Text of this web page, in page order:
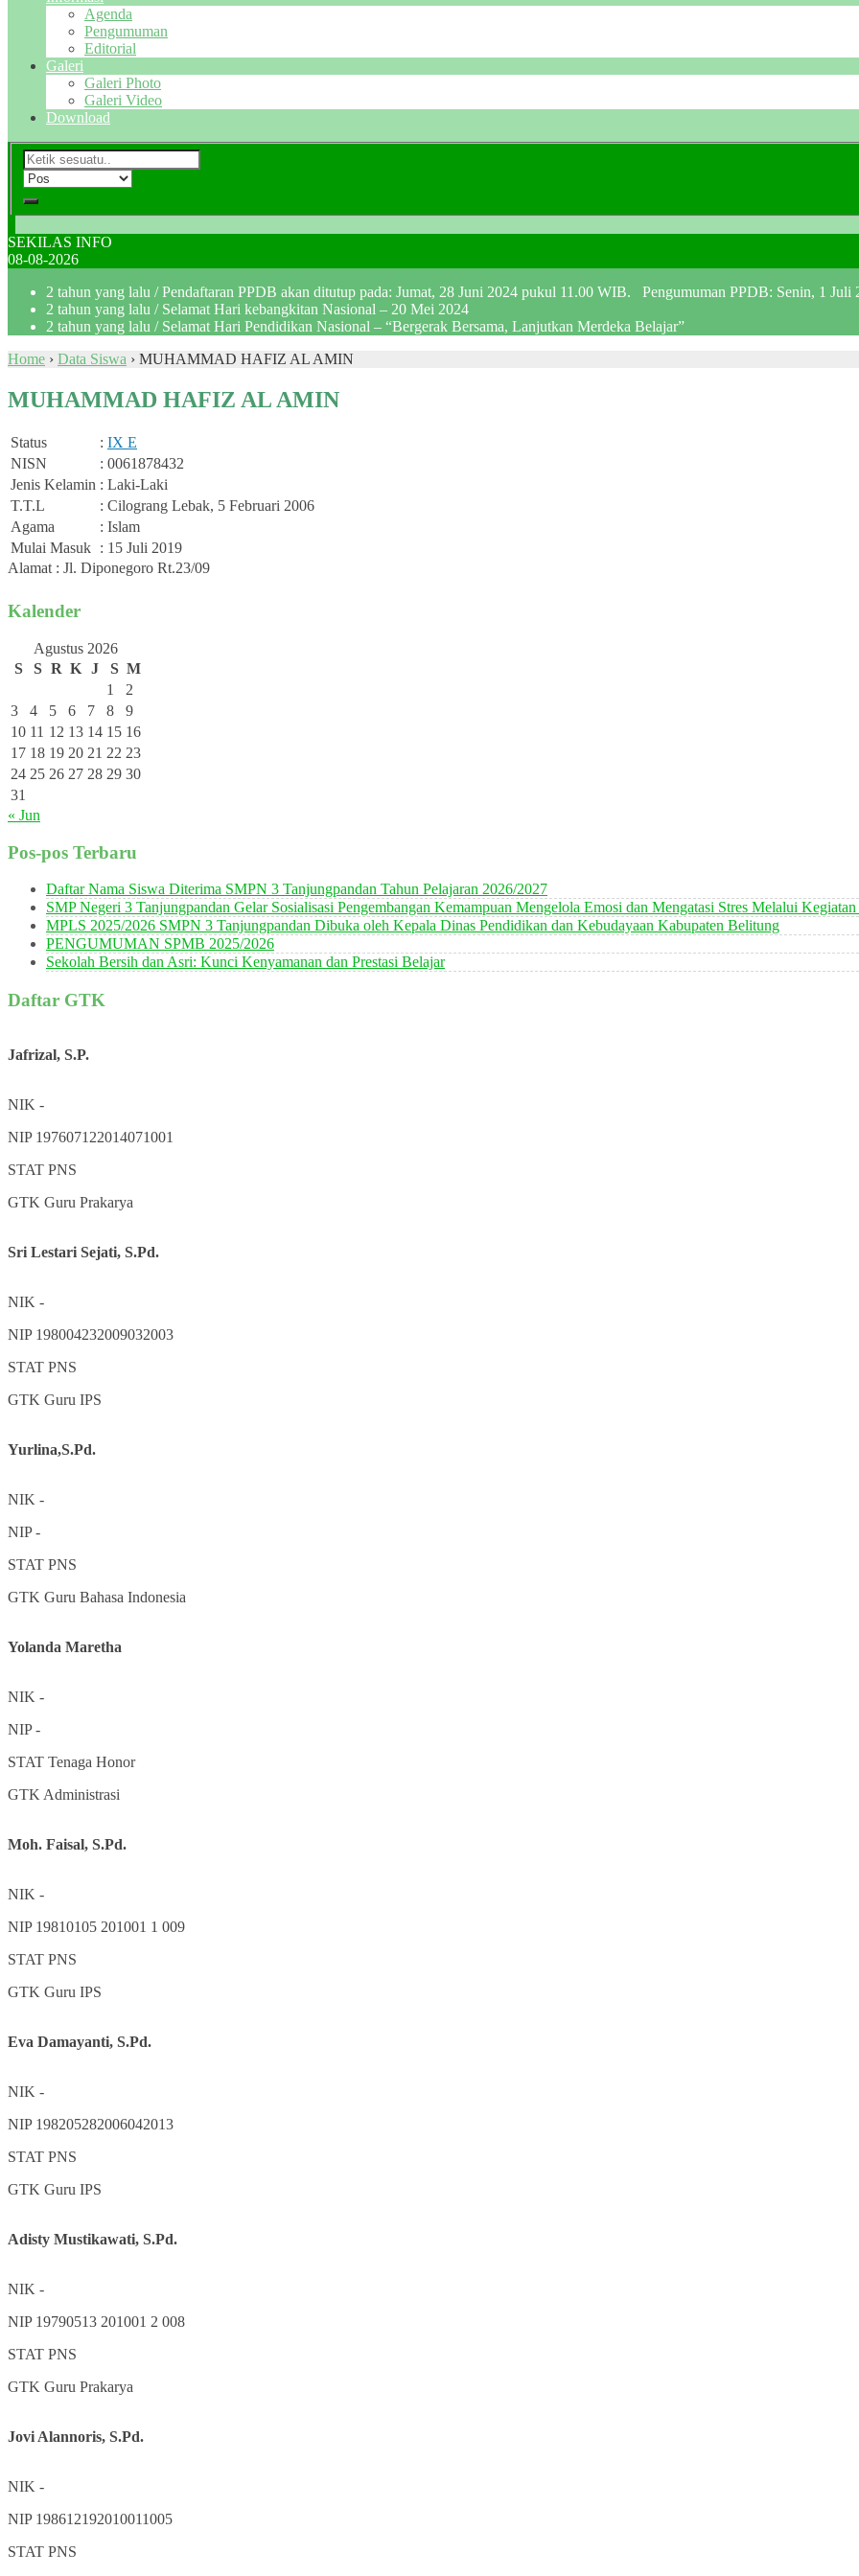
Agenda
Pengumuman
Editorial
Galeri
Galeri Photo
Galeri Video
Download
SEKILAS INFO
08-08-2026
2 tahun yang lalu / Pendaftaran PPDB akan ditutup pada: Jumat, 28 Juni 2024 pukul 11.00 WIB. Pengumuman PPDB: Senin, 1 Juli
2 tahun yang lalu / Selamat Hari kebangkitan Nasional – 20 Mei 2024
2 tahun yang lalu / Selamat Hari Pendidikan Nasional – “Bergerak Bersama, Lanjutkan Merdeka Belajar”
Home › Data Siswa › MUHAMMAD HAFIZ AL AMIN
MUHAMMAD HAFIZ AL AMIN
Status : IX E
NISN
: 0061878432
Jenis Kelamin : Laki-Laki
T.T.L
: Cilograng Lebak, 5 Februari 2006
Agama
: Islam
Mulai Masuk : 15 Juli 2019
Alamat : Jl. Diponegoro Rt.23/09
Kalender
Agustus 2026
S
S R K J S M
1
2
3
4 5 6 7 8
9
10 11 12 13 14 15 16
17 18 19 20 21 22 23
24 25 26 27 28 29 30
31
« Jun
Pos-pos Terbaru
Daftar Nama Siswa Diterima SMPN 3 Tanjungpandan Tahun Pelajaran 2026/2027
SMP Negeri 3 Tanjungpandan Gelar Sosialisasi Pengembangan Kemampuan Mengelola Emosi dan Mengatasi Stres Melalui
MPLS 2025/2026 SMPN 3 Tanjungpandan Dibuka oleh Kepala Dinas Pendidikan dan Kebudayaan Kabupaten Belitung
PENGUMUMAN SPMB 2025/2026
Sekolah Bersih dan Asri: Kunci Kenyamanan dan Prestasi Belajar
Daftar GTK
Jafrizal, S.P.
NIK -
NIP 197607122014071001
STAT PNS
GTK Guru Prakarya
Sri Lestari Sejati, S.Pd.
NIK -
NIP 198004232009032003
STAT PNS
GTK Guru IPS
Yurlina,S.Pd.
NIK -
NIP-
STAT PNS
GTK Guru Bahasa Indonesia
Yolanda Maretha
NIK -
NIP-
STAT Tenaga Honor
GTK Administrasi
Moh. Faisal, S.Pd.
NIK -
NIP 19810105 201001 1 009
STAT PNS
GTK Guru IPS
Eva Damayanti, S.Pd.
NIK -
NIP 198205282006042013
STAT PNS
GTK Guru IPS
Adisty Mustikawati, S.Pd.
NIK -
NIP 19790513 201001 2 008
STAT PNS
GTK Guru Prakarya
Jovi Alannoris, S.Pd.
NIK -
NIP 198612192010011005
STAT PNS